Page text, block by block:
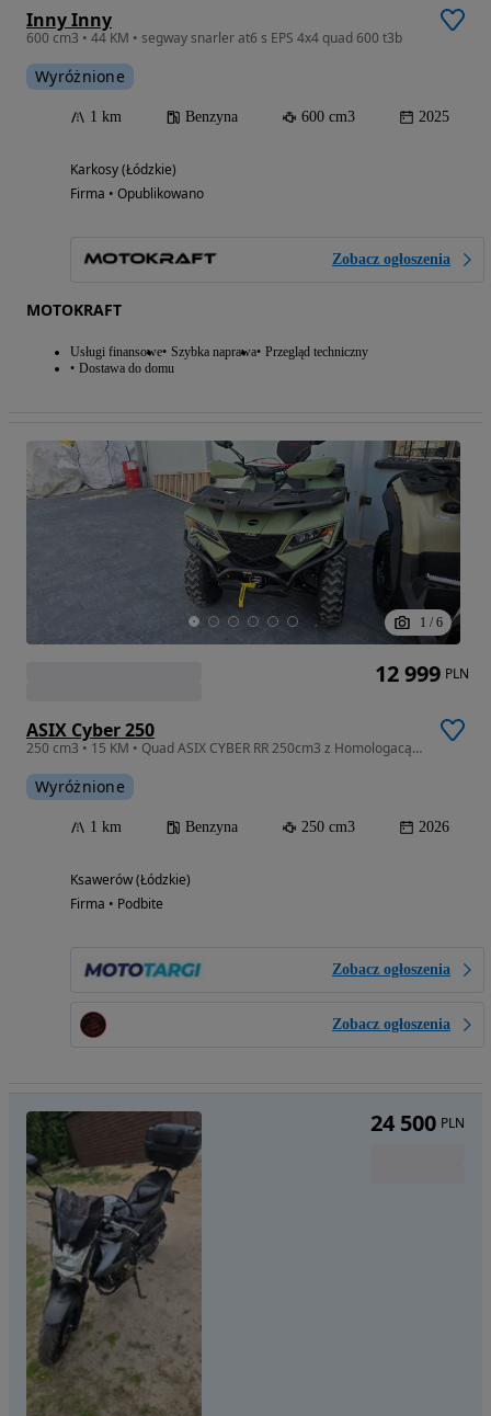
Inny Inny
600 cm3 • 44 KM • segway snarler at6 s EPS 4x4 quad 600 t3b
Wyróżnione
1 km Benzyna 600 cm3 2025
Karkosy (Łódzkie)
Firma • Opublikowano
Zobacz ogłoszenia
MOTOKRAFT
Usługi finansowe Szybka naprawa Przegląd techniczny
Dostawa do domu
1 / 6
ASIX Cyber 250
250 cm3 • 15 KM • Quad ASIX CYBER RR 250cm3 z Homologacą T3B na 2 osoby Hit 2026 roku
Wyróżnione
1 km Benzyna 250 cm3 2026
Ksawerów (Łódzkie)
Firma • Podbite
Zobacz ogłoszenia
Zobacz ogłoszenia
12 999 PLN
24 500 PLN